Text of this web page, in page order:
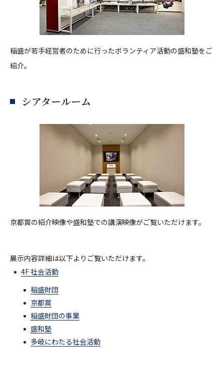
稲盛が若手経営者のために行ったボランティア活動の盛和塾をご
紹介。
シアタールーム
京都賞の紹介映像や盛和塾での講演映像がご覧いただけます。
展示内容詳細は以下よりご覧いただけます。
4F 社会活動
稲盛財団
京都賞
稲盛財団の事業
盛和塾
多岐にわたる社会活動